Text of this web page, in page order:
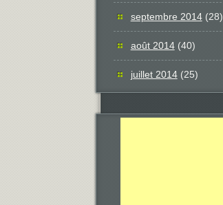
septembre 2014(28)
août 2014(40)
juillet 2014(25)